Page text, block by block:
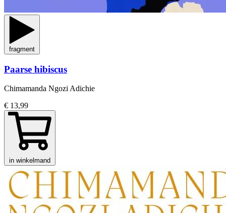
fragment
Paarse hibiscus
Chimamanda Ngozi Adichie
€ 13,99
in winkelmand